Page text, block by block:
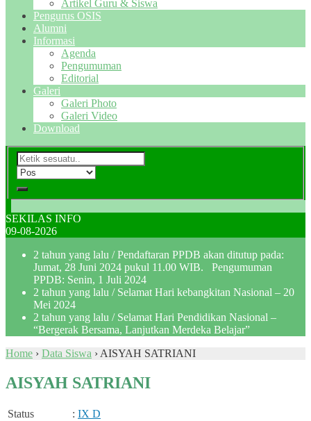
Artikel Guru & Siswa
Pengurus OSIS
Alumni
Informasi
Agenda
Pengumuman
Editorial
Galeri
Galeri Photo
Galeri Video
Download
SEKILAS INFO
09-08-2026
2 tahun yang lalu / Pendaftaran PPDB akan ditutup pada:
Jumat, 28 Juni 2024 pukul 11.00 WIB. Pengumuman
PPDB: Senin, 1 Juli 2024
2 tahun yang lalu / Selamat Hari kebangkitan Nasional – 20
Mei 2024
2 tahun yang lalu / Selamat Hari Pendidikan Nasional –
“Bergerak Bersama, Lanjutkan Merdeka Belajar”
Home › Data Siswa › AISYAH SATRIANI
AISYAH SATRIANI
Status : IX D